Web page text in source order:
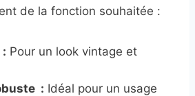
de la fonction souhaitée :
Pour un look vintage et
: Idéal pour un usage